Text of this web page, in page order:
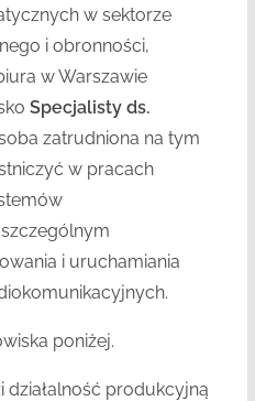
w sektorze
i obronności,
w Warszawie
Specjalisty ds.
zatrudniona na tym
w pracach
i uruchamiania
poniżej.
działalność produkcyjną